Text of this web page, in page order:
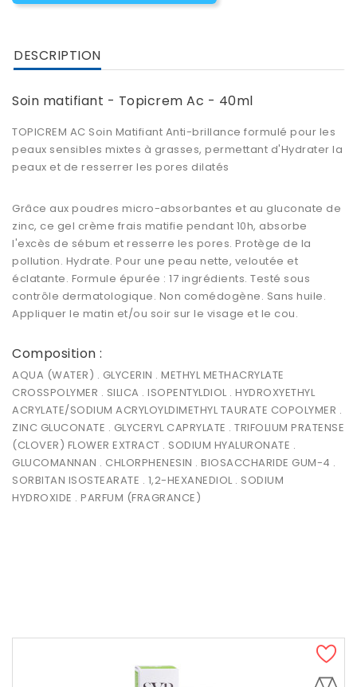
DESCRIPTION
Soin matifiant - Topicrem Ac - 40ml
TOPICREM AC Soin Matifiant Anti-brillance formulé pour les
peaux sensibles mixtes à grasses, permettant d'Hydrater la
peaux et de resserrer les pores dilatés
Grâce aux poudres micro-absorbantes et au gluconate de
zinc, ce gel crème frais matifie pendant 10h, absorbe
l'excès de sébum et resserre les pores. Protège de la
pollution. Hydrate. Pour une peau nette, veloutée et
éclatante. Formule épurée : 17 ingrédients. Testé sous
contrôle dermatologique. Non comédogène. Sans huile.
Appliquer le matin et/ou soir sur le visage et le cou.
Composition :
AQUA (WATER) . GLYCERIN . METHYL METHACRYLATE
CROSSPOLYMER . SILICA . ISOPENTYLDIOL . HYDROXYETHYL
ACRYLATE/SODIUM ACRYLOYLDIMETHYL TAURATE COPOLYMER .
ZINC GLUCONATE . GLYCERYL CAPRYLATE . TRIFOLIUM PRATENSE
(CLOVER) FLOWER EXTRACT . SODIUM HYALURONATE .
GLUCOMANNAN . CHLORPHENESIN . BIOSACCHARIDE GUM-4 .
SORBITAN ISOSTEARATE . 1,2-HEXANEDIOL . SODIUM
HYDROXIDE . PARFUM (FRAGRANCE)